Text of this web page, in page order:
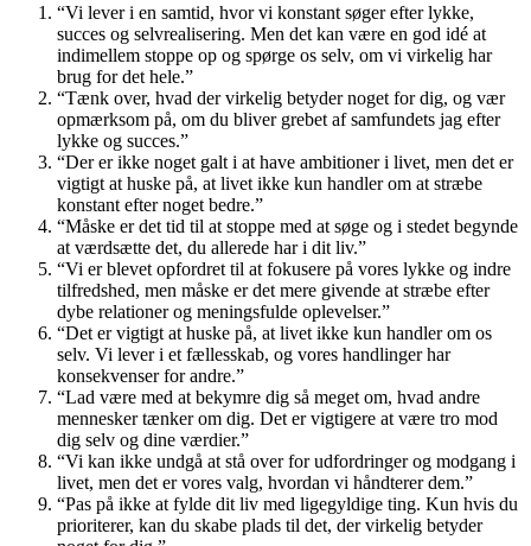
“Vi lever i en samtid, hvor vi konstant søger efter lykke,
succes og selvrealisering. Men det kan være en god idé at
indimellem stoppe op og spørge os selv, om vi virkelig har
brug for det hele.”
“Tænk over, hvad der virkelig betyder noget for dig, og vær
opmærksom på, om du bliver grebet af samfundets jag efter
lykke og succes.”
“Der er ikke noget galt i at have ambitioner i livet, men det er
vigtigt at huske på, at livet ikke kun handler om at stræbe
konstant efter noget bedre.”
“Måske er det tid til at stoppe med at søge og i stedet begynde
at værdsætte det, du allerede har i dit liv.”
“Vi er blevet opfordret til at fokusere på vores lykke og indre
tilfredshed, men måske er det mere givende at stræbe efter
dybe relationer og meningsfulde oplevelser.”
“Det er vigtigt at huske på, at livet ikke kun handler om os
selv. Vi lever i et fællesskab, og vores handlinger har
konsekvenser for andre.”
“Lad være med at bekymre dig så meget om, hvad andre
mennesker tænker om dig. Det er vigtigere at være tro mod
dig selv og dine værdier.”
“Vi kan ikke undgå at stå over for udfordringer og modgang i
livet, men det er vores valg, hvordan vi håndterer dem.”
“Pas på ikke at fylde dit liv med ligegyldige ting. Kun hvis du
prioriterer, kan du skabe plads til det, der virkelig betyder